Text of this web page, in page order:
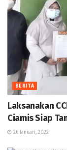
BERITA
Laksanakan
Ciamis Siap
26 Januari, 2022